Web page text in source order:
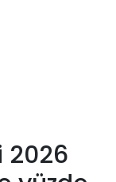
2026